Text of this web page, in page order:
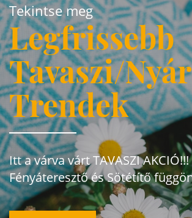
Tekintse meg
Legfrissebb
Tavaszi/
Trendek
Itt a várva várt TAVASZI
Fényáteresztő és Sötétítő